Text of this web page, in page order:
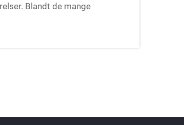
Blandt de mange
en afgørende rolle for at